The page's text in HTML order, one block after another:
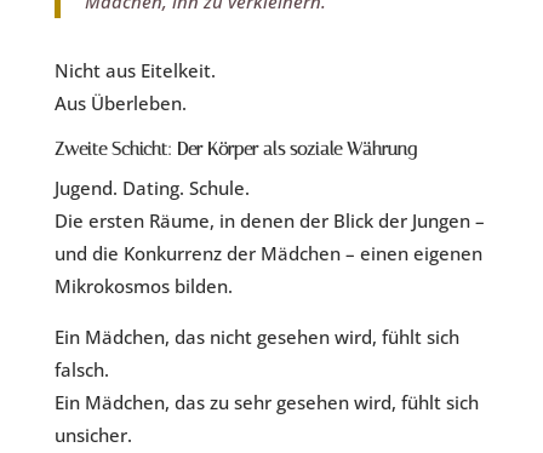
Nicht aus Eitelkeit.
Aus Überleben.
Zweite Schicht: Der Körper als soziale Währung
Jugend. Dating. Schule.
Die ersten Räume, in denen der Blick der Jungen –
und die Konkurrenz der Mädchen – einen eigenen
Mikrokosmos bilden.
Ein Mädchen, das nicht gesehen wird, fühlt sich
falsch.
Ein Mädchen, das zu sehr gesehen wird, fühlt sich
unsicher.